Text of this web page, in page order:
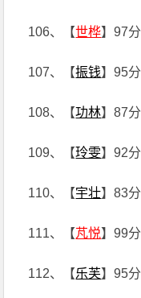
106、【世桦】97分
107、【振钱】95分
108、【功林】87分
109、【玲雯】92分
110、【宇壮】83分
111、【芃悦】99分
112、【乐芙】95分